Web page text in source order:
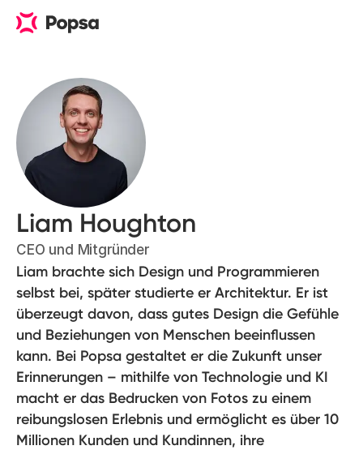
Liam Houghton
CEO und Mitgründer
Liam brachte sich Design und Programmieren
selbst bei, später studierte er Architektur. Er ist
überzeugt davon, dass gutes Design die Gefühle
und Beziehungen von Menschen beeinflussen
kann. Bei Popsa gestaltet er die Zukunft unser
Erinnerungen – mithilfe von Technologie und KI
macht er das Bedrucken von Fotos zu einem
reibungslosen Erlebnis und ermöglicht es über 10
Millionen Kunden und Kundinnen, ihre